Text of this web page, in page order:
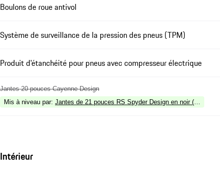
Boulons de roue antivol
Système de surveillance de la pression des pneus (TPM)
Produit d'étanchéité pour pneus avec compresseur électrique
Jantes 20 pouces Cayenne Design
Mis à niveau par: Jantes de 21 pouces RS Spyder Design en noir (satiné)
Intérieur